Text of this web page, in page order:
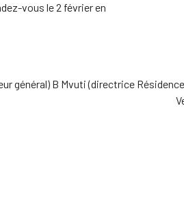
vous le 2 février en
général) B Mvuti (directrice